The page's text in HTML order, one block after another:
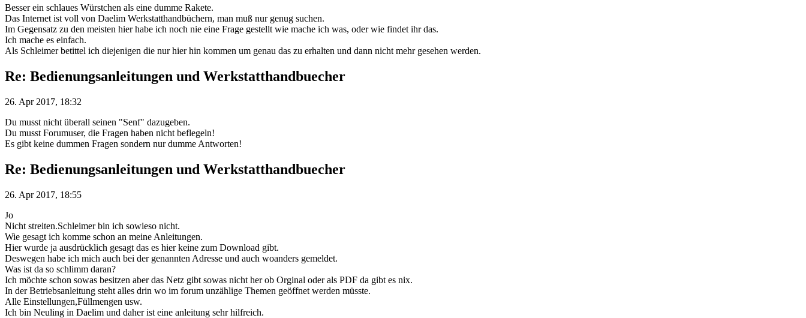
Besser ein schlaues Würstchen als eine dumme Rakete.
Das Internet ist voll von Daelim Werkstatthandbüchern, man muß nur genug suchen.
Im Gegensatz zu den meisten hier habe ich noch nie eine Frage gestellt wie mache ich was, oder wie findet ihr das.
Ich mache es einfach.
Als Schleimer betittel ich diejenigen die nur hier hin kommen um genau das zu erhalten und dann nicht mehr gesehen werden.
Re: Bedienungsanleitungen und Werkstatthandbuecher
26. Apr 2017, 18:32
Du musst nicht überall seinen "Senf" dazugeben.
Du musst Forumuser, die Fragen haben nicht beflegeln!
Es gibt keine dummen Fragen sondern nur dumme Antworten!
Re: Bedienungsanleitungen und Werkstatthandbuecher
26. Apr 2017, 18:55
Jo
Nicht streiten.Schleimer bin ich sowieso nicht.
Wie gesagt ich komme schon an meine Anleitungen.
Hier wurde ja ausdrücklich gesagt das es hier keine zum Download gibt.
Deswegen habe ich mich auch bei der genannten Adresse und auch woanders gemeldet.
Was ist da so schlimm daran?
Ich möchte schon sowas besitzen aber das Netz gibt sowas nicht her ob Orginal oder als PDF da gibt es nix.
In der Betriebsanleitung steht alles drin wo im forum unzählige Themen geöffnet werden müsste.
Alle Einstellungen,Füllmengen usw.
Ich bin Neuling in Daelim und daher ist eine anleitung sehr hilfreich.